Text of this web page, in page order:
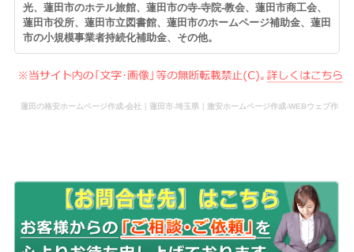
光、蓮田市のホテル旅館、蓮田市の寺-寺院-教会、蓮田市商工会、
蓮田市役所、蓮田市立図書館、蓮田市のホームページ補助金、蓮田
市の小規模事業者持続化補助金、その他。
蓮田の格安ホームページ作成-会社｜蓮田市-埼玉県｜激安ホームページ作成-WEBウェブ作